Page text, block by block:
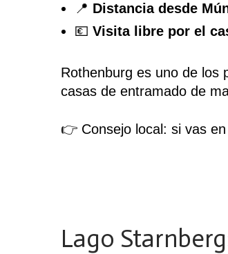
📍 Distancia desde
💶 Visita libre por el
Rothenburg es uno de los
casas de entramado de
👉 Consejo local: si vas
Lago